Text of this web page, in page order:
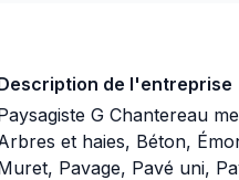
de l'entreprise
G Chantereau
et haies, Béton,
Pavage, Pavé uni,